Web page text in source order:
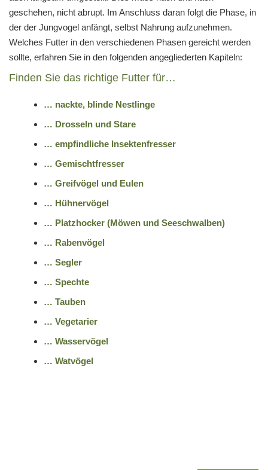
geschehen, nicht abrupt. Im Anschluss daran folgt die Phase, in
der der Jungvogel anfängt, selbst Nahrung aufzunehmen.
Welches Futter in den verschiedenen Phasen gereicht werden
sollte, erfahren Sie in den folgenden angegliederten Kapiteln:
Finden Sie das richtige Futter für…
… nackte, blinde Nestlinge
… Drosseln und Stare
… empfindliche Insektenfresser
… Gemischtfresser
… Greifvögel und Eulen
… Hühnervögel
… Platzhocker (Möwen und Seeschwalben)
… Rabenvögel
… Segler
… Spechte
… Tauben
… Vegetarier
… Wasservögel
… Watvögel